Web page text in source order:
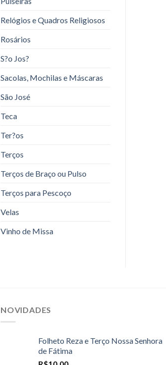
Relógios e Quadros Religiosos
Rosários
S?o Jos?
Sacolas, Mochilas e Máscaras
São José
Teca
Ter?os
Terços
Terços de Braço ou Pulso
Terços para Pescoço
Velas
Vinho de Missa
NOVIDADES
Folheto Reza e Terço Nossa Senhora
de Fátima